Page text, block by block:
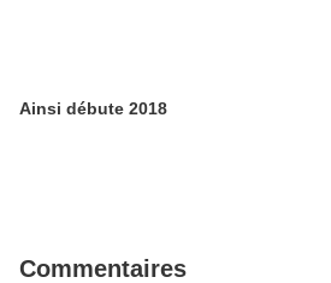
Ainsi débute 2018
Commentaires